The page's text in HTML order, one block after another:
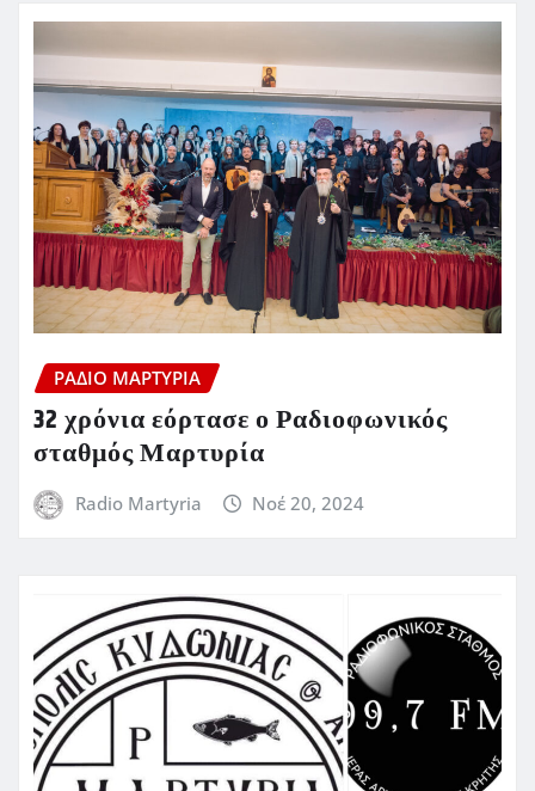
ΡΆΔΙΟ ΜΑΡΤΥΡΊΑ
32 χρόνια εόρτασε ο Ραδιοφωνικός
σταθμός Μαρτυρία
Radio Martyria Νοέ 20, 2024